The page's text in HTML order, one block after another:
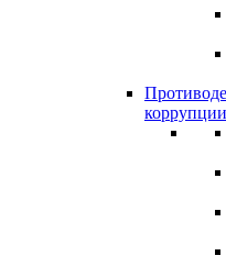
коррупции